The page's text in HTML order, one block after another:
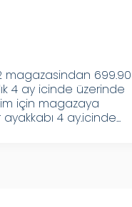
magazasindan 699.90
4 ay icinde üzerinde
için magazaya
4 ay.icinde...